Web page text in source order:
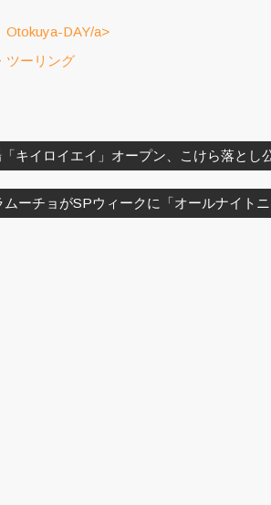
DAY/a>
ツーリング
キイロイエイ」オープン、こけら落とし
ムーチョがSPウィークに「オールナイト